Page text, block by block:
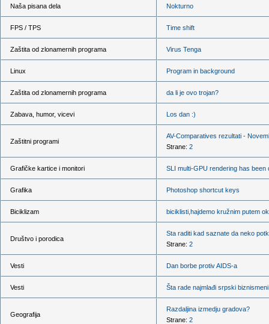
Naša pisana dela Nokturno
FPS / TPS Time shift
Zaštita od zlonamernih programa Virus Tenga
Linux Program in background
Zaštita od zlonamernih programa da li je ovo trojan?
Zabava, humor, vicevi Los dan :)
Zaštitni programi
AV-Comparatives rezultati -
Strane: 2
Grafičke kartice i monitori SLI multi-GPU rendering has been
Grafika Photoshop shortcut keys
Biciklizam biciklisti,hajdemo kružnim putem
Društvo i porodica
Sta raditi kad saznate da neko
Strane: 2
Vesti Dan borbe protiv AIDS-a
Vesti Šta rade najmlađi srpski biznismeni
Geografija
Razdaljina izmedju gradova?
Strane: 2